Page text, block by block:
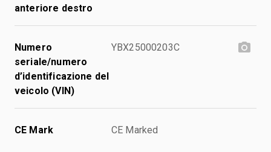
anteriore destro
Numero
seriale/numero
d’identificazione del
veicolo (VIN)
YBX25000203C
CE Mark CE Marked